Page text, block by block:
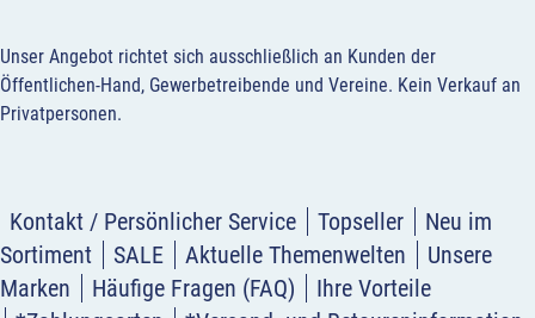
Unser Angebot richtet sich ausschließlich an Kunden der
Öffentlichen-Hand, Gewerbetreibende und Vereine. Kein Verkauf an
Privatpersonen.
Kontakt / Persönlicher Service Topseller
Neu im
Sortiment
SALE Aktuelle Themenwelten
Unsere
Marken
Häufige Fragen (FAQ)
Ihre Vorteile